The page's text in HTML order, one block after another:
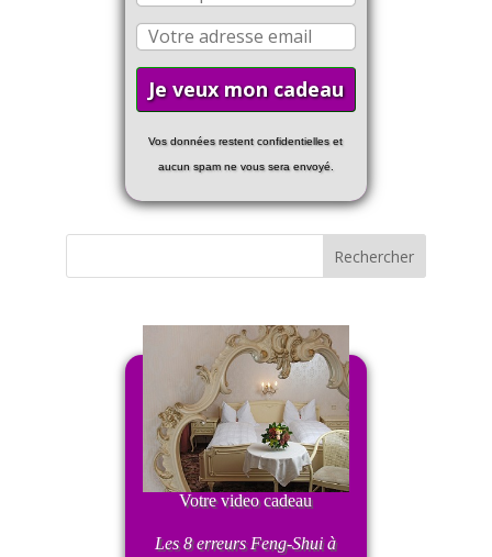
Vos données restent confidentielles et
aucun spam ne vous sera envoyé.
Votre video cadeau
Les 8 erreurs Feng-Shuià